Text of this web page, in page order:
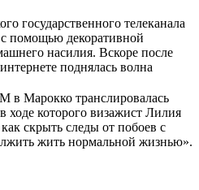
государственного телеканала
помощью декоративной
насилия. Вскоре после
поднялась волна
в Марокко транслировалась
ходе которого визажист Лилия
скрыть следы от побоев с
жить нормальной жизнью».